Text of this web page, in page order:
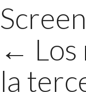
←
la